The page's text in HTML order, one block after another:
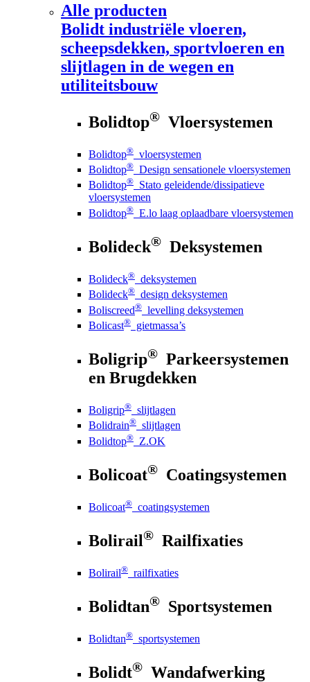
Alle producten
Bolidt industriële vloeren,
scheepsdekken, sportvloeren en
slijtlagen in de wegen en
utiliteitsbouw
Bolidtop® Vloersystemen
Bolidtop® vloersystemen
Bolidtop® Design sensationele vloersystemen
Bolidtop® Stato geleidende/dissipatieve
vloersystemen
Bolidtop® E.lo laag oplaadbare vloersystemen
Bolideck® Deksystemen
Bolideck® deksystemen
Bolideck® design deksystemen
Boliscreed® levelling deksystemen
Bolicast® gietmassa’s
Boligrip® Parkeersystemen
en Brugdekken
Boligrip® slijtlagen
Bolidrain® slijtlagen
Bolidtop® Z.OK
Bolicoat® Coatingsystemen
Bolicoat® coatingsystemen
Bolirail® Railfixaties
Bolirail® railfixaties
Bolidtan® Sportsystemen
Bolidtan® sportsystemen
Bolidt® Wandafwerking